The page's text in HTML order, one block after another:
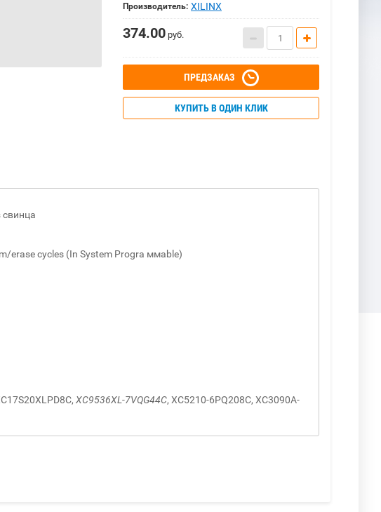
Производитель: XILINX
374.00 руб.
ПРЕДЗАКАЗ
КУПИТЬ В ОДИН КЛИК
свинца
erase cycles (In System Progra ммable)
XC9536XL-7VQG44C, XC5210-6PQ208C, XC3090A-